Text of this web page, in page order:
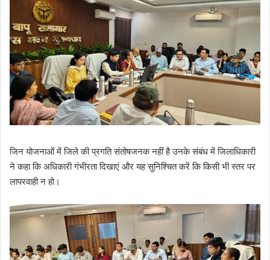
जिन योजनाओं में जिले की प्रगति संतोषजनक नहीं है उनके संबंध में जिलाधिकारी
ने कहा कि अधिकारी गंभीरता दिखाएं और यह सुनिश्चित करें कि किसी भी स्तर पर
लापरवाही न हो।